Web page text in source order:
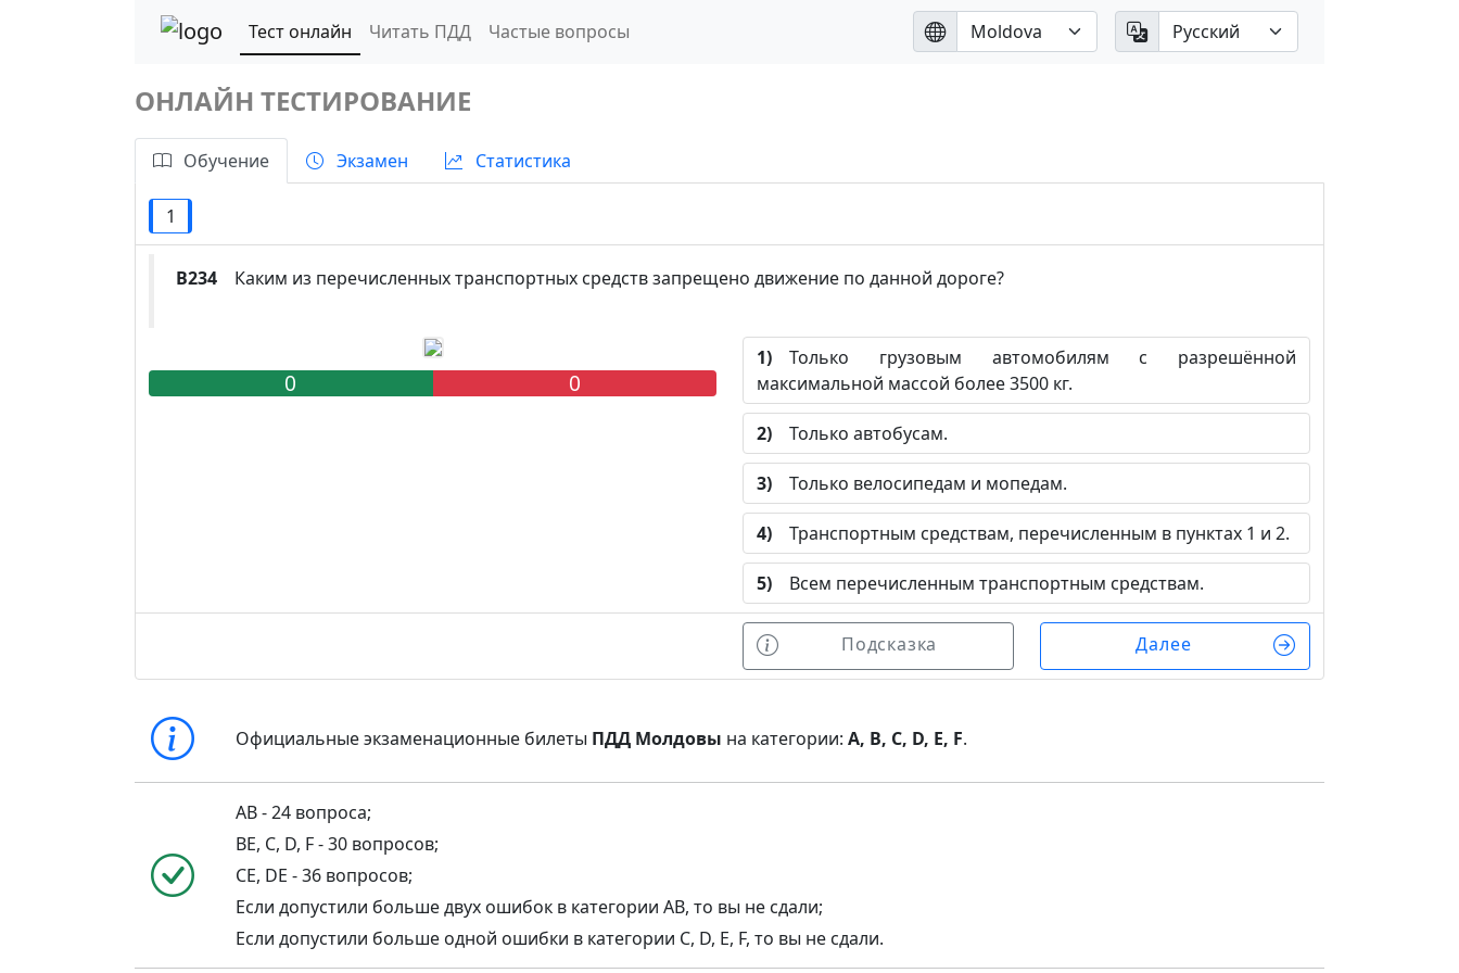
Тест онлайн Читать ПДД Частые вопросы
ОНЛАЙН ТЕСТИРОВАНИЕ
Обучение Экзамен Статистика
1
B234 Каким из перечисленных транспортных средств запрещено движение по данной дороге?
0 0
1) Только грузовым автомобилям с разрешённой
максимальной массой более 3500 кг.
2) Только автобусам.
3) Только велосипедам и мопедам.
4) Транспортным средствам, перечисленным в пунктах 1 и 2.
5) Всем перечисленным транспортным средствам.
Подсказка Далее
Официальные экзаменационные билеты ПДД Молдовы на категории:A, B, C, D, E, F.
AB - 24 вопроса;
BE, C, D, F - 30 вопросов;
CE, DE - 36 вопросов;
Если допустили больше двух ошибок в категории AB, то вы не сдали;
Если допустили больше одной ошибки в категории C, D, E, F, то вы не сдали.